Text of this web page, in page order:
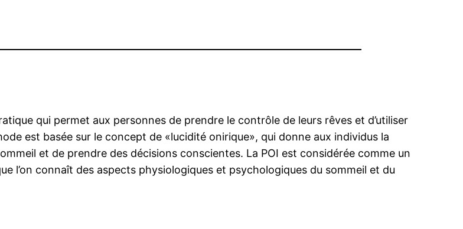
qui permet aux personnes de prendre le contrôle de leurs rêves et d’utiliser
est basée sur le concept de «lucidité onirique», qui donne aux individus la
et de prendre des décisions conscientes. La POI est considérée comme un
l’on connaît des aspects physiologiques et psychologiques du sommeil et du